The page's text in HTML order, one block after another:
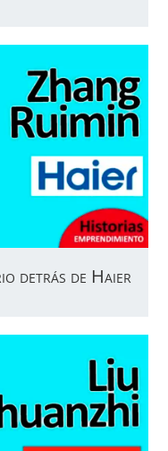
detrás de Haier